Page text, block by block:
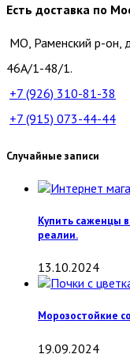
Есть доставка по
МО, Раменский р-он,
46А/1-48/1.
+7 (926) 310-81-38
+7 (915) 073-44-44
Случайные записи
Купить саженцы
реалии.
13.10.2024
Морозостойкие
19.09.2024